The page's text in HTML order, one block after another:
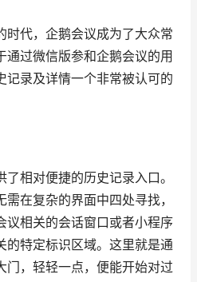
时代，企鹅会议成为了大众常
通过微信版参和企鹅会议的用
记录及详情一个非常被认可的
相对便捷的历史记录入口。
在复杂的界面中四处寻找，
议相关的会话窗口或者小程序
的特定标识区域。这里就是通
门，轻轻一点，便能开始对过